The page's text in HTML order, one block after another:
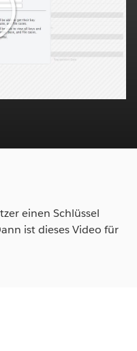
einen Schlüssel
ist dieses Video für